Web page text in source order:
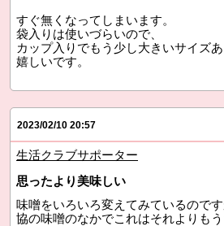
すぐ無くなってしまいます。
袋入りは使いづらいので、
カップ入りでもう少し大きいサイズ
嬉しいです。
2023/02/10 20:57
生活クラブサポーター
思ったより美味しい
味噌をいろいろ変えてみているので
協の味噌のなかでこれはそれよりも